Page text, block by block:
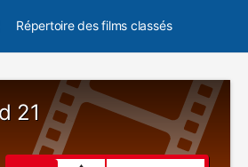
Répertoire des films classés
21